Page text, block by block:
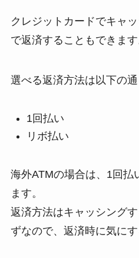
クレジットカードでキャ
で返済することもできます
選べる返済方法は以下の通
1回払い
リボ払い
海外ATMの場合は、1回払
ます。
返済方法はキャッシング
ずなので、返済時に気にす